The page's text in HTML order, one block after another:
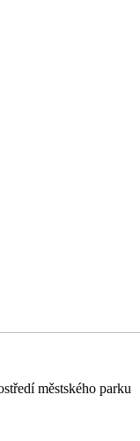
městského parku